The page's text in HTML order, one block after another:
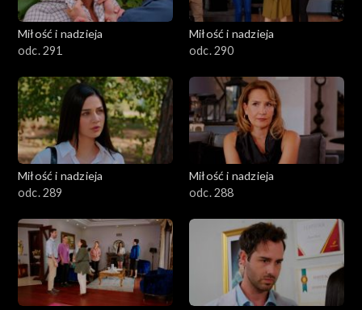
Miłość i nadzieja
odc. 291
Miłość i nadzieja
odc. 290
Miłość i nadzieja
odc. 289
Miłość i nadzieja
odc. 288